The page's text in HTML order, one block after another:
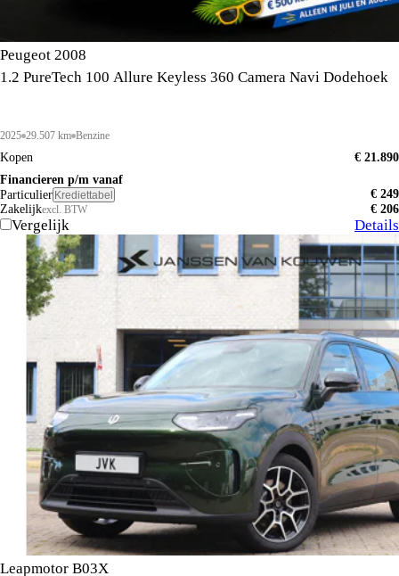
Peugeot 2008
1.2 PureTech 100 Allure Keyless 360 Camera Navi Dodehoek
2025 29.507 km Benzine
Kopen
€ 21.890
Financieren p/m vanaf
Particulier Krediettabel
€ 249
Zakelijkexcl. BTW € 206
Vergelijk Details
Leapmotor B03X